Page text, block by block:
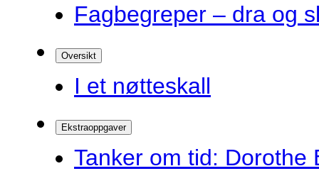
Fagbegreper – dra og
Oversikt
I et nøtteskall
Ekstraoppgaver
Tanker om tid: Dorothe